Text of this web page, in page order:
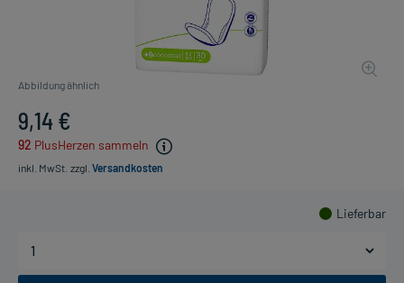
Abbildung ähnlich
9,14 €
92 PlusHerzen sammeln
inkl. MwSt. zzgl. Versandkosten
Lieferbar